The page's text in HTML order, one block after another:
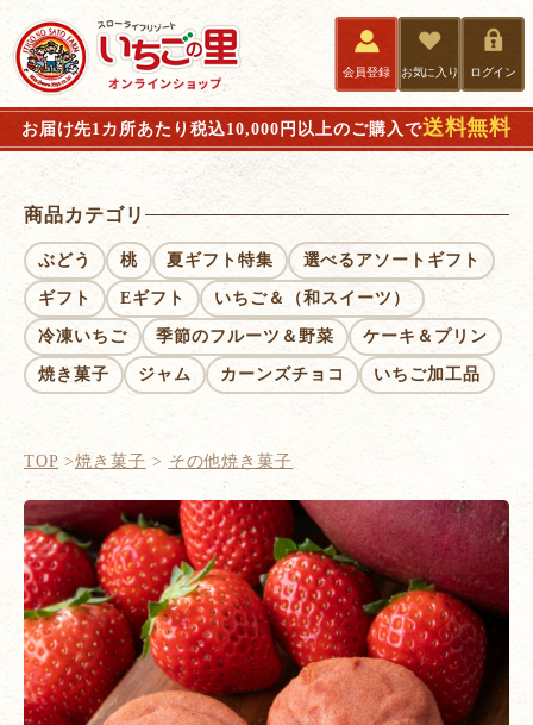
会員登録 お気に入り ログイン
お届け先1カ所あたり税込10,000円以上のご購入で送料無料
商品カテゴリ
ぶどう 桃 夏ギフト特集 選べるアソートギフト
ギフト Eギフト いちご＆（和スイーツ）
冷凍いちご 季節のフルーツ＆野菜 ケーキ＆プリン
焼き菓子 ジャム カーンズチョコ いちご加工品
TOP 焼き菓子 その他焼き菓子